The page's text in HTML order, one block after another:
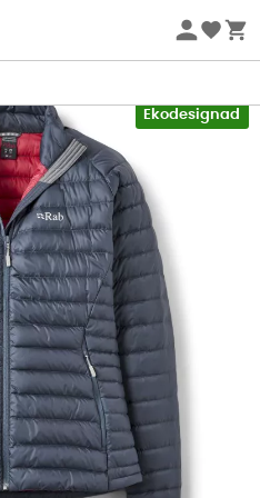
EXTRA vid köp av 2 produkter*
Ekodesignad